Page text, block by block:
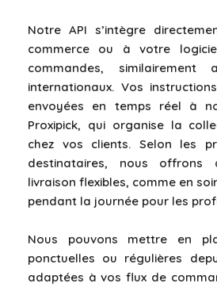
Notre API s’intègre
commerce ou à votre
commandes, similairement
internationaux. Vos
envoyées en temps réel à
Proxipick, qui organise la
chez vos clients. Selon les
destinataires, nous offrons
livraison flexibles, comme en
pendant la journée pour les
Nous pouvons mettre en
ponctuelles ou régulières
adaptées à vos flux de